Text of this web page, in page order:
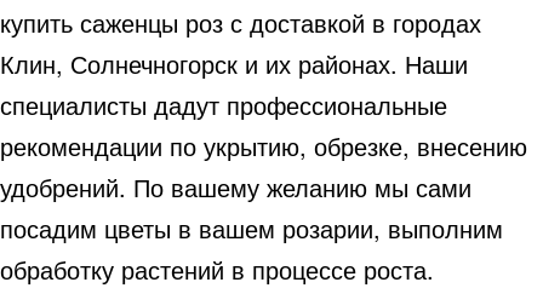
купить саженцы роз с доставкой в городах
Клин, Солнечногорск и их районах. Наши
специалисты дадут профессиональные
рекомендации по укрытию, обрезке, внесению
удобрений. По вашему желанию мы сами
посадим цветы в вашем розарии, выполним
обработку растений в процессе роста.